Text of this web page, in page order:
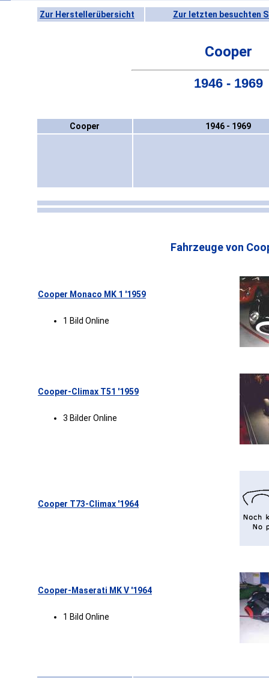
Zur Herstellerübersicht Zur letzten besuchten
Cooper
1946 - 1969
Cooper 1946 - 1969
Fahrzeuge von
Cooper Monaco MK 1 '1959
1 Bild Online
Cooper-Climax T51 '1959
3 Bilder Online
Cooper T73-Climax '1964
Cooper-Maserati MK V '1964
1 Bild Online